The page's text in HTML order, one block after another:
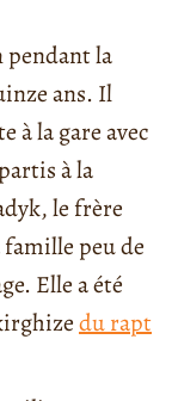
pendant la
ans. Il
à la gare avec
à la
le frère
peu de
Elle a été
du rapt